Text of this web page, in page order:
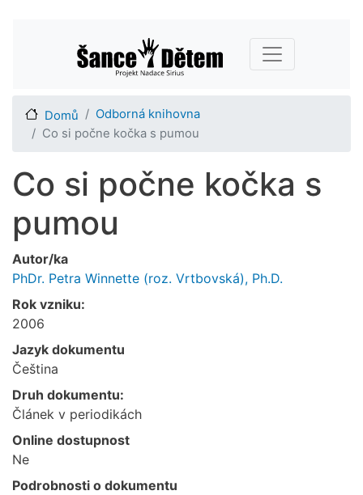
hlavnímu
obsahu
Main navigation
Domů
Odborná knihovna
Co si počne kočka s pumou
Co si počne kočka s
pumou
Autor/ka
PhDr. Petra Winnette (roz. Vrtbovská), Ph.D.
Rok vzniku:
2006
Jazyk dokumentu
Čeština
Druh dokumentu:
Článek v periodikách
Online dostupnost
Ne
Podrobnosti o dokumentu